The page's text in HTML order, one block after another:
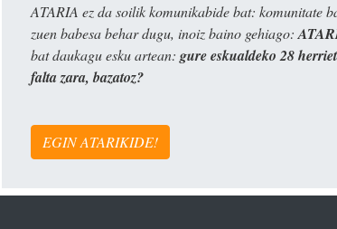
ATARIA ez da soilik komunikabide bat: komunitate
zuen babesa behar dugu, inoiz baino gehiago:
bat daukagu esku artean: gure eskualdeko 28
falta zara, bazatoz?
EGIN ATARIKIDE!